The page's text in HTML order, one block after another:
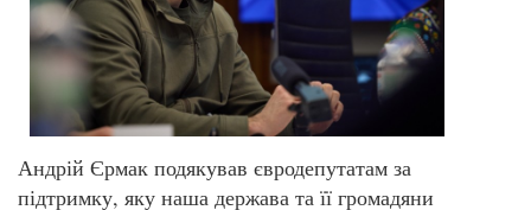
Андрій Єрмак подякував євродепутатам за
підтримку, яку наша держава та її громадяни